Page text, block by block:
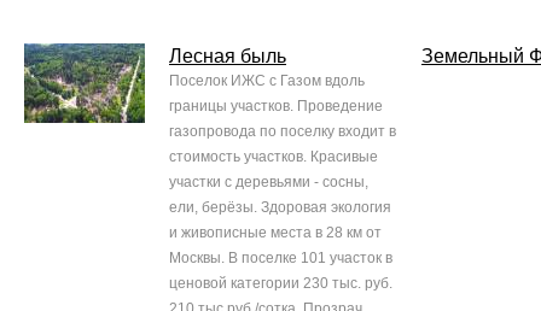
Лесная быль
Поселок ИЖС с Газом вдоль
границы участков. Проведение
газопровода по поселку входит в
стоимость участков. Красивые
участки с деревьями - сосны,
ели, берёзы. Здоровая экология
и живописные места в 28 км от
Москвы. В поселке 101 участок в
ценовой категории 230 тыс. руб.
Земельный